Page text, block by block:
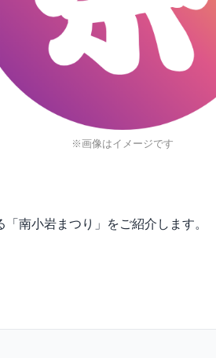
※画像はイメージです
南小岩まつり」をご紹介します。